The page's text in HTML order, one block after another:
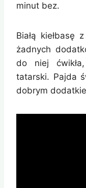
minut bez.
Białą kiełbasę
żadnych
do niej
tatarski. Pajda
dobrym